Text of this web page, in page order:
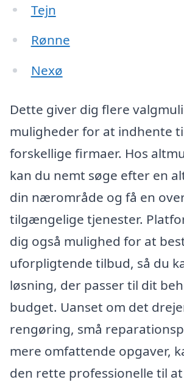
Tejn
Rønne
Nexø
Dette giver dig flere
muligheder for at indhente
forskellige firmaer. Hos
kan du nemt søge efter en
din nærområde og få en
tilgængelige tjenester.
dig også mulighed for at
uforpligtende tilbud, så du
løsning, der passer til dit
budget. Uanset om det
rengøring, små
mere omfattende opgaver,
den rette professionelle til